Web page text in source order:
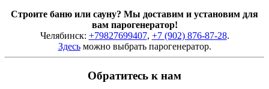
Строите баню или сауну? Мы доставим и установим для
вам парогенератор!
Челябинск: +79827699407, +7 (902) 876-87-28.
Здесьможно выбрать парогенератор.
Обратитесь к нам